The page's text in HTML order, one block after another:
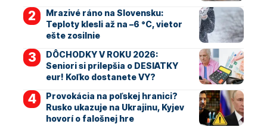
Mrazivé ráno na Slovensku:
Teploty klesli až na –6 °C, vietor
ešte zosilnie
DÔCHODKY V ROKU 2026:
Seniori si prilepšia o DESIATKY
eur! Koľko dostanete VY?
Provokácia na poľskej hranici?
Rusko ukazuje na Ukrajinu, Kyjev
hovorí o falošnej hre